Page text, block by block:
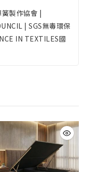
製作協會 |
| SGS無毒環保
IN TEXTILES國